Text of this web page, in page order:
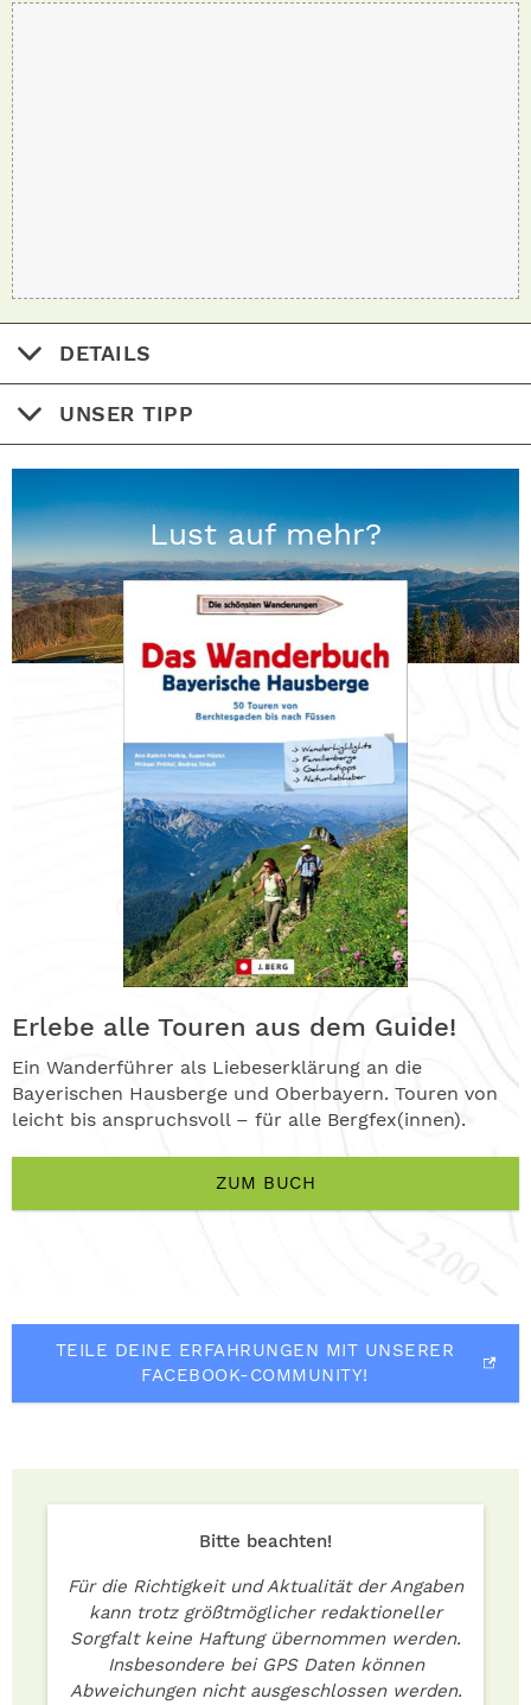
DETAILS
UNSER TIPP
Lust auf mehr?
Erlebe alle Touren aus dem Guide!
Ein Wanderführer als Liebeserklärung an die
Bayerischen Hausberge und Oberbayern. Touren von
leicht bis anspruchsvoll – für alle Bergfex(innen).
ZUM BUCH
TEILE DEINE ERFAHRUNGEN MIT UNSERER
FACEBOOK-COMMUNITY!
Bitte beachten!
Für die Richtigkeit und Aktualität der Angaben
kann trotz größtmöglicher redaktioneller
Sorgfalt keine Haftung übernommen werden.
Insbesondere bei GPS Daten können
Abweichungen nicht ausgeschlossen werden.